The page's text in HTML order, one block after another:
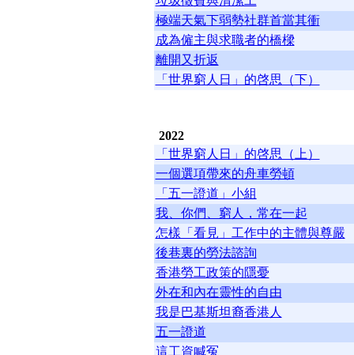
極端天氣下弱勢社群首當其衝
成為僱主與求職者的橋樑
離開又折返
「世界窮人日」的啓思（下）
2022
「世界窮人日」的啓思（上）
一個選項帶來的舟車勞頓
「五一證道」小組
我、你們、窮人，常在一起
怎樣「看見」工作中的主體與尊嚴
後巷裏的勞法諮詢
香港勞工政策的隱憂
外在和內在靈性的自由
我是巴基斯坦裔香港人
五一證道
這工資喊冤